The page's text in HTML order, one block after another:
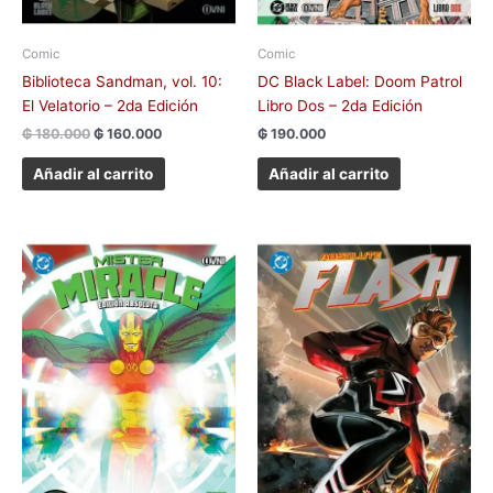
Comic
Biblioteca Sandman, vol. 10:
El Velatorio – 2da Edición
₲180.000 ₲ 160.000
Añadir al carrito
Comic
DC Black Label: Doom Patrol
Libro Dos – 2da Edición
₲ 190.000
Añadir al carrito